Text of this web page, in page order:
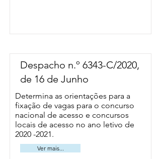
Despacho n.º 6343-C/2020,
de 16 de Junho
Determina as orientações para a
fixação de vagas para o concurso
nacional de acesso e concursos
locais de acesso no ano letivo de
2020 -2021.
Ver mais...